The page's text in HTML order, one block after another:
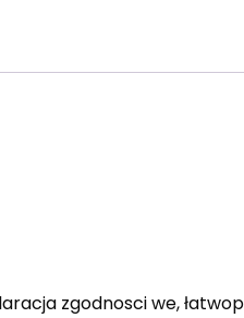
zgodnosci we,